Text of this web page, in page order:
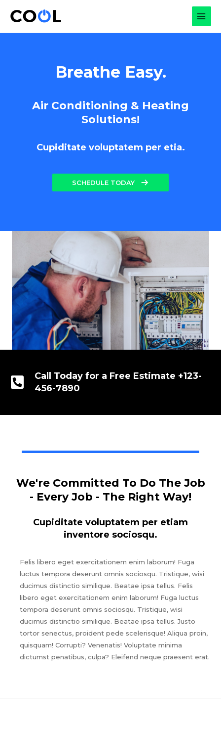
Breathe Easy.
Air Conditioning & Heating
Solutions!
Cupiditate voluptatem per etia.
SCHEDULE TODAY
Call Today for a Free Estimate +123-
456-7890
We're Committed To Do The Job
- Every Job - The Right Way!
Cupiditate voluptatem per etiam
inventore sociosqu.
Felis libero eget exercitationem enim laborum! Fuga
luctus tempora deserunt omnis sociosqu. Tristique, wisi
ducimus distinctio similique. Beatae ipsa tellus. Felis
libero eget exercitationem enim laborum! Fuga luctus
tempora deserunt omnis sociosqu. Tristique, wisi
ducimus distinctio similique. Beatae ipsa tellus. Justo
tortor senectus, proident pede scelerisque! Aliqua proin,
quisquam! Corrupti? Venenatis! Voluptate minima
dictumst penatibus, culpa? Eleifend neque praesent erat.